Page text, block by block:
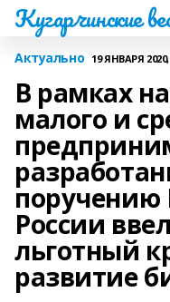
Кугарчинские
Актуально 19 ЯНВАРЯ 2020,
В рамках
малого и
поручению
России
льготный
развитие